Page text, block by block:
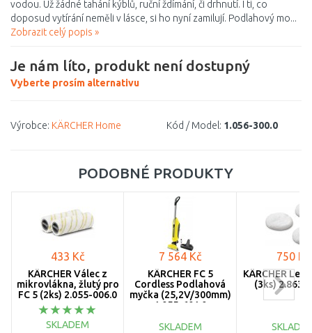
vodou. Už žádné tahání kýblů, ruční ždímání, či drhnutí. I ti, co
doposud vytírání neměli v lásce, si ho nyní zamilují. Podlahový mo...
Zobrazit celý popis »
Je nám líto, produkt není dostupný
Vyberte prosím alternativu
Výrobce: KÄRCHER Home Kód / Model: 1.056-300.0
PODOBNÉ PRODUKTY
433 Kč
KÄRCHER Válec z
mikrovlákna, žlutý pro
FC 5 (2ks) 2.055-006.0
SKLADEM
7 564 Kč
KÄRCHER FC 5
Cordless Podlahová
myčka (25,2V/300mm)
1.055-601.0
SKLADEM
750 Kč
KÄRCHER
(3ks) 2.863-